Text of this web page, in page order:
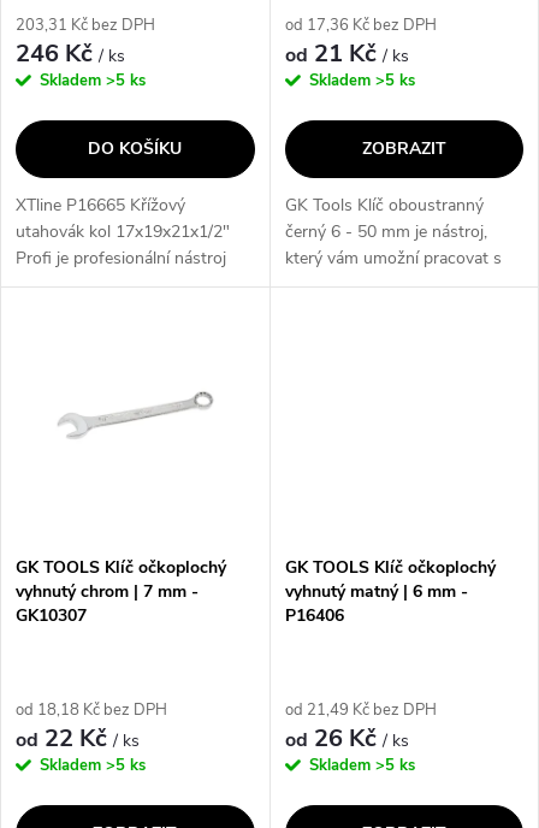
o
d
u
k
t
o
d
u
k
t
203,31 Kč bez DPH
246 Kč/ ks
Skladem >5 ks
DO KOŠÍKU
XTline P16665 Křížový
utahovák kol 17x19x21x1/2"
Profi je profesionální nástroj
určený pro utahování kříže na
od 17,36 Kč bez DPH
od 21 Kč/ ks
Skladem >5 ks
ZOBRAZIT
GK Tools Klíč oboustranný
černý 6 - 50 mm je nástroj,
který vám umožní pracovat s
různě velkými matkami a
GK TOOLS Klíč očkoplochý
vyhnutý chrom | 7 mm -
GK10307
od 18,18 Kč bez DPH
od 22 Kč/ ks
Skladem >5 ks
GK TOOLS Klíč očkoplochý
vyhnutý matný | 6 mm -
P16406
od 21,49 Kč bez DPH
od 26 Kč/ ks
Skladem >5 ks